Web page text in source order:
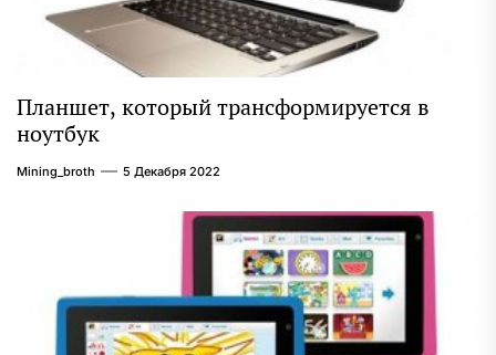
Планшет, который трансформируется в
ноутбук
Mining_broth 5 Декабря 2022